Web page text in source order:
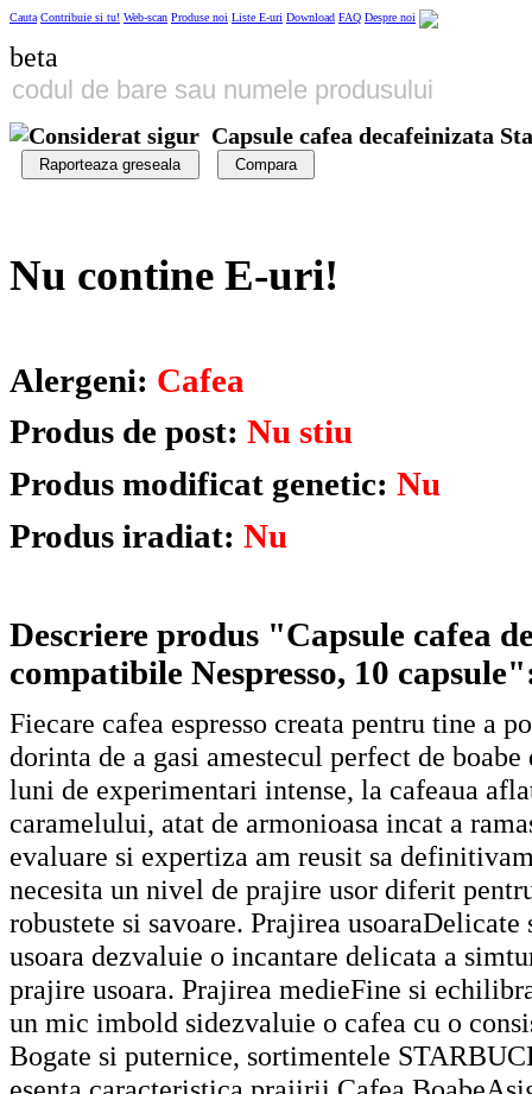
Cauta Contribuie si tu! Web-scan Produse noi Liste E-uri Download FAQ Despre noi
beta
Capsule cafea decafeinizata
Raporteaza greseala Compara
Nu contine E-uri!
Alergeni: Cafea
Produs de post: Nu stiu
Produs modificat genetic: Nu
Produs iradiat: Nu
Descriere produs "Capsule cafea
compatibile Nespresso, 10
Fiecare cafea espresso creata pentru tine a
dorinta de a gasi amestecul perfect de
luni de experimentari intense, la cafeaua
caramelului, atat de armonioasa incat a
evaluare si expertiza am reusit sa
necesita un nivel de prajire usor diferit
robustete si savoare. Prajirea
usoara dezvaluie o incantare delicata a
prajire usoara. Prajirea medieFine si
un mic imbold sidezvaluie o cafea cu o
Bogate si puternice, sortimentele